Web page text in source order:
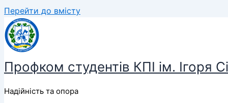
Перейти до вмісту
Профком студентів КПІ ім. Ігоря
Надійність та опора